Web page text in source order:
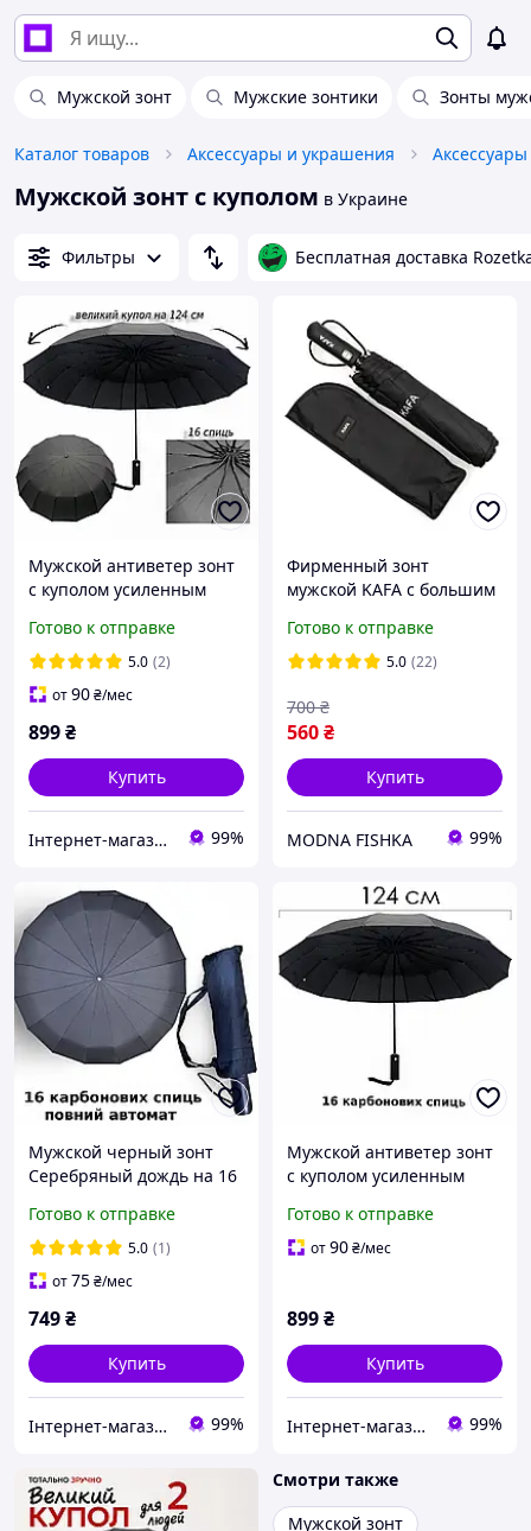
Мужской зонт Мужские зонтики Зонты
Каталог товаров Аксессуары и украшения Аксессуары
Мужской зонт с куполом в Украине
Фильтры Бесплатная доставка
Мужской антиветер зонт
с куполом усиленным
зонтик антишторм
автомат складной от Frei
Regen черный (2719)
Готово к отправке
5.0 (2)
от90₴/мес
899₴
Купить
Інтернет-магазин Real-Market 99%
Фирменный зонт
мужской KAFA с большим
антиветер, черный
Готово к отправке
5.0 (22)
560₴
700 ₴
Купить
MODNA FISHKA 99%
Мужской черный зонт
Серебряный дождь на 16
автомат прочный
складной с куполом от
дождя real
Готово к отправке
5.0 (1)
от75₴/мес
749₴
Купить
Інтернет-магазин Real-Market 99%
Мужской антиветер зонт
с куполом усиленным
прочный зонты
антишторм автомат
Готово к отправке
от90₴/мес
899₴
Купить
Інтернет-магазин Real-Market 99%
Смотри также
Мужской зонт